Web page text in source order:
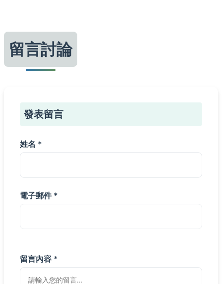
留言討論
發表留言
姓名 *
電子郵件 *
留言內容 *